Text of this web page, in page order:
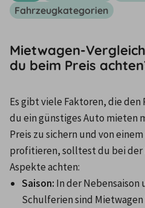
Fahrzeugkategorien
Mietwagen-
du beim Preis
Es gibt viele Faktoren, die
du ein günstiges Auto mieten
Preis zu sichern und von
profitieren, solltest du bei der
Aspekte achten:
Saison: In der
Schulferien sind